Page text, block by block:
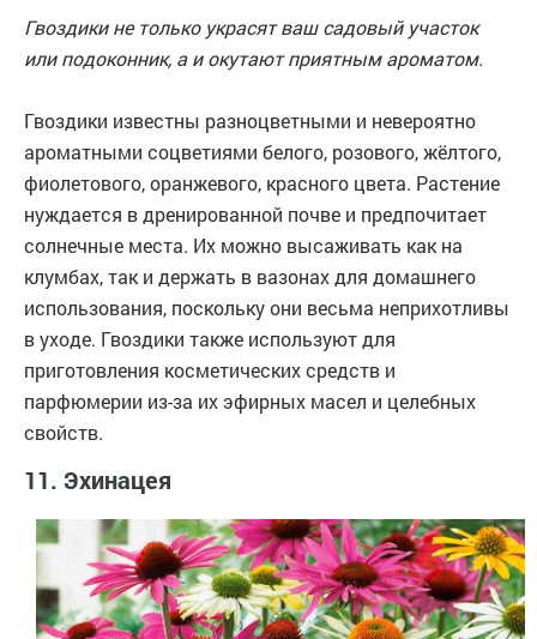
Гвоздики не только украсят ваш садовый участок
или подоконник, а и окутают приятным ароматом.
Гвоздики известны разноцветными и невероятно
ароматными соцветиями белого, розового, жёлтого,
фиолетового, оранжевого, красного цвета. Растение
нуждается в дренированной почве и предпочитает
солнечные места. Их можно высаживать как на
клумбах, так и держать в вазонах для домашнего
использования, поскольку они весьма неприхотливы
в уходе. Гвоздики также используют для
приготовления косметических средств и
парфюмерии из-за их эфирных масел и целебных
свойств.
11. Эхинацея